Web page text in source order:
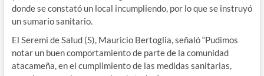
donde se constató un local incumpliendo, por lo que se instruyó
un sumario sanitario.
El Seremi de Salud (S), Mauricio Bertoglia, señaló “Pudimos
notar un buen comportamiento de parte de la comunidad
atacameña, en el cumplimiento de las medidas sanitarias,